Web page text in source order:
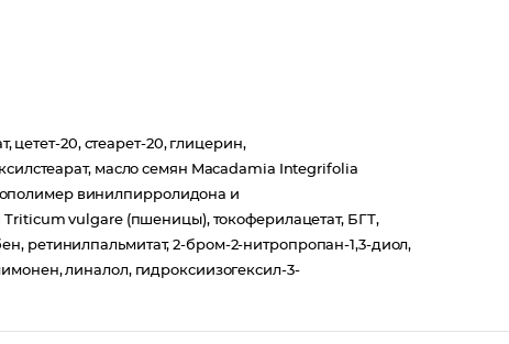
цетет-20, стеарет-20, глицерин,
масло семян Macadamia Integrifolia
винилпирролидона и
vulgare (пшеницы), токоферилацетат, БГТ,
ретинилпальмитат, 2-бром-2-нитропропан-1,3-диол,
линалол, гидроксиизогексил-3-